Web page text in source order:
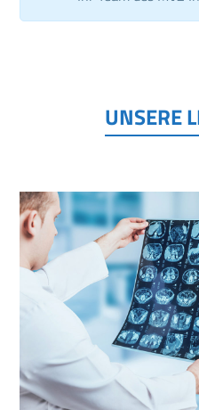
UNSERE